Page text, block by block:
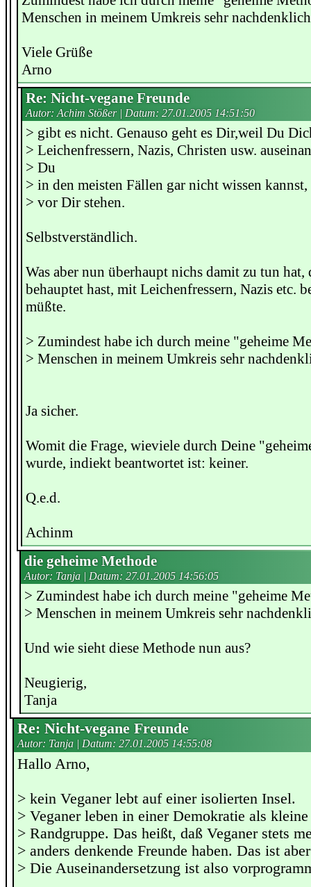
Menschen in meinem Umkreis sehr
Viele Grüße
Arno
Re: Nicht-vegane Freunde
Autor: Achim Stößer | Datum: 27.01.2005 14:51:50
> gibt es nicht. Genauso geht es Dir,weil Du
> Leichenfressern, Nazis, Christen usw.
> Du
> in den meisten Fällen gar nicht wissen kannst,
> vor Dir stehen.
Selbstverständlich.
Was aber nun überhaupt nichs damit zu tun
behauptet hast, mit Leichenfressern, Nazis etc.
müßte.
> Zumindest habe ich durch meine "geheime
> Menschen in meinem Umkreis sehr
Ja sicher.
Womit die Frage, wieviele durch Deine
wurde, indiekt beantwortet ist: keiner.
Q.e.d.
Achinm
die geheime Methode
Autor: Tanja | Datum: 27.01.2005 14:56:05
> Zumindest habe ich durch meine "geheime
> Menschen in meinem Umkreis sehr
Und wie sieht diese Methode nun aus?
Neugierig,
Tanja
Re: Nicht-vegane Freunde
Autor: Tanja | Datum: 27.01.2005 14:55:08
Hallo Arno,
> kein Veganer lebt auf einer isolierten Insel.
> Veganer leben in einer Demokratie als kleine
> Randgruppe. Das heißt, daß Veganer stets
> anders denkende Freunde haben. Das ist
> Die Auseinandersetzung ist also